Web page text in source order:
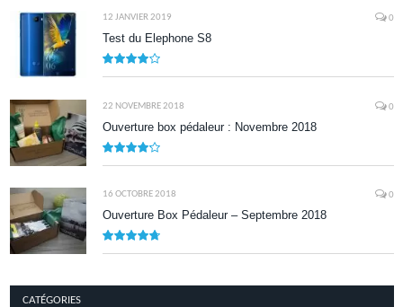
12 JANVIER 2019 0
Test du Elephone S8
22 NOVEMBRE 2018 0
Ouverture box pédaleur : Novembre 2018
16 OCTOBRE 2018 0
Ouverture Box Pédaleur – Septembre 2018
CATÉGORIES